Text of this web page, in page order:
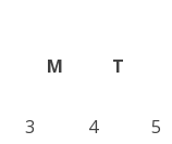
M
T
3
4 5